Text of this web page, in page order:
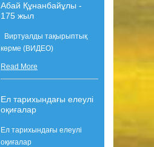
Абай Құнанбайұлы -
175 жыл
Виртуалды тақырыптық
көрме (ВИДЕО)
Read More
Ел тарихындағы елеулі
оқиғалар
Ел тарихындағы елеулі
оқиғалар